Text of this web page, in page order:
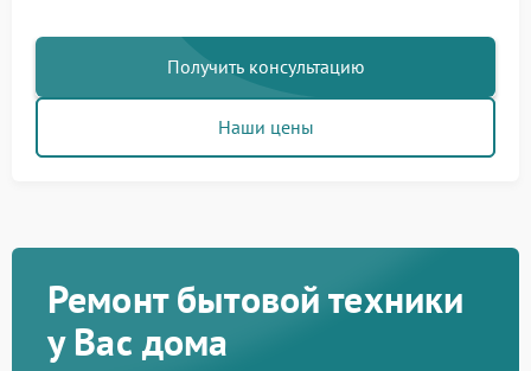
Получить консультацию
Наши цены
Ремонт бытовой техники
у Вас дома